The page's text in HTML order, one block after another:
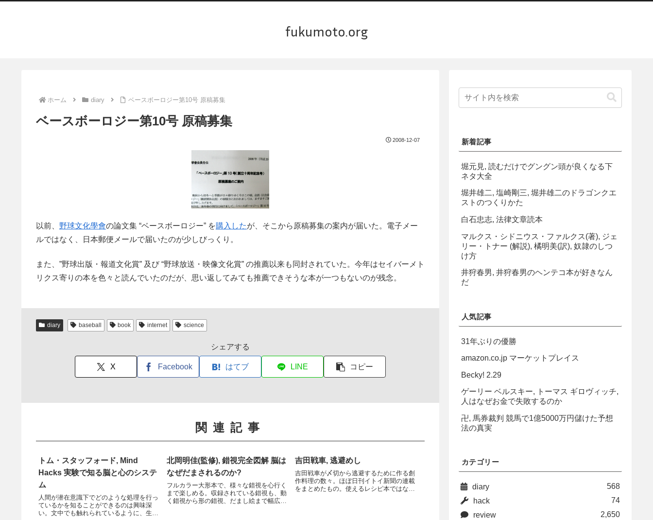
fukumoto.org
ホーム diary ベースボーロジー第10号 原稿募集
ベースボーロジー第10号 原稿募集
2008-12-07
以前、 野球文化學會の論文集 “ベースボーロジー” を購入したが、そこから原稿募集の案内が届いた。電子メー
ルではなく、日本郵便メールで届いたのが少しびっくり。
また、”野球出版・報道文化賞” 及び “野球放送・映像文化賞” の推薦以来も同封されていた。今年はセイバーメト
リクス寄りの本を色々と読んでいたのだが、思い返してみても推薦できそうな本が一つもないのが残念。
diary baseball book internet science
シェアする
X Facebook はてブ LINE コピー
関連記事
トム・スタッフォード, Mind
Hacks 実験で知る脳と心のシステ
ム
人間が潜在意識下でどのような処理を行っ
ているかを知ることができるのは興味深
い。文中でも触れられているように、生存
北岡明佳(監修), 錯視完全図解 脳は
なぜだまされるのか?
フルカラー大形本で、様々な錯視を心行く
まで楽しめる。収録されている錯視も、動
く錯視から形の錯視、だまし絵まで幅広
吉田戦車, 逃避めし
吉田戦車が〆切から逃避するために作る創
作料理の数々。ほぼ日刊イトイ新聞の連載
をまとめたもの。使えるレシピ本ではない
新着記事
堀元見, 読むだけでグングン頭が良くなる下
ネタ大全
堀井雄二, 塩崎剛三, 堀井雄二のドラゴンクエ
ストのつくりかた
白石忠志, 法律文章読本
マルクス・シドニウス・ファルクス(著), ジェ
リー・トナー (解説), 橘明美(訳), 奴隷のしつ
け方
井狩春男, 井狩春男のヘンテコ本が好きなん
だ
人気記事
31年ぶりの優勝
amazon.co.jp マーケットプレイス
Becky! 2.29
ゲーリー ベルスキー, トーマス ギロヴィッチ,
人はなぜお金で失敗するのか
卍, 馬券裁判 競馬で1億5000万円儲けた予想
法の真実
カテゴリー
diary
568
hack
74
review
2,650